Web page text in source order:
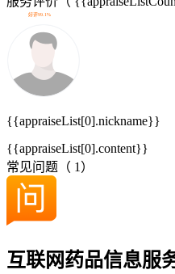
好评99.1%
{{appraiseList[0].nickname}}
{{appraiseList[0].content}}
常见问题（ 1 ）
互联网药品信息服